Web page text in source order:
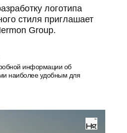
логотипа
стиля приглашает
Group.
информации об
наиболее удобным для